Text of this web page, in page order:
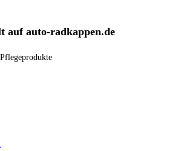
auf auto-radkappen.de